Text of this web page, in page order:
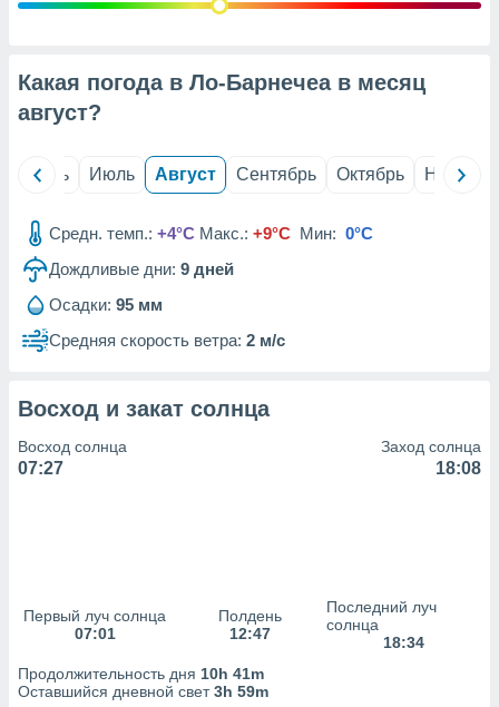
данных
рекламы
сведения
Какая погода в Ло-Барнечеа в месяц
август?
Июнь Июль Август Сентябрь Октябрь Ноябрь
Средн. темп.: +4°C Макс.: +9°C Мин: 0°C
Дождливые дни: 9 дней
Осадки: 95 мм
Средняя скорость ветра: 2 м/с
Восход и закат солнца
Восход солнца
07:27
Заход солнца
18:08
Первый луч солнца
07:01
Полдень
12:47
Последний луч
солнца
18:34
Продолжительность дня 10h 41m
Оставшийся дневной свет3h 59m